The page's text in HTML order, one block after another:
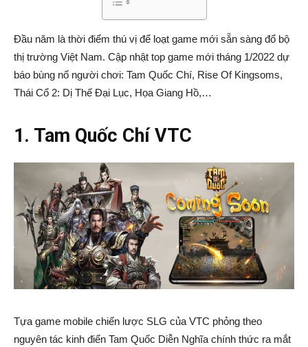
Đầu năm là thời điểm thú vị để loạt game mới sẵn sàng đổ bộ
thị trường Việt Nam. Cập nhật top game mới tháng 1/2022 dự
báo bùng nổ người chơi: Tam Quốc Chí, Rise Of Kingsoms,
Thái Cổ 2: Dị Thế Đại Lục, Họa Giang Hồ,…
1. Tam Quốc Chí VTC
Tựa game mobile chiến lược SLG của VTC phỏng theo
nguyên tác kinh điển Tam Quốc Diễn Nghĩa chính thức ra mắt